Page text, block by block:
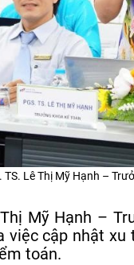
TS. Lê Thị Mỹ Hạnh –
Mỹ Hạnh –
việc cập nhật
toán.